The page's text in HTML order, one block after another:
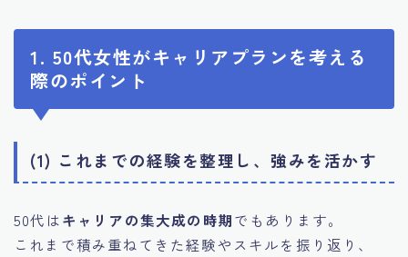
1. 50代女性がキャリアプランを考える
際のポイント
(1) これまでの経験を整理し、強みを活かす
50代はキャリアの集大成の時期でもあります。
これまで積み重ねてきた経験やスキルを振り返り、